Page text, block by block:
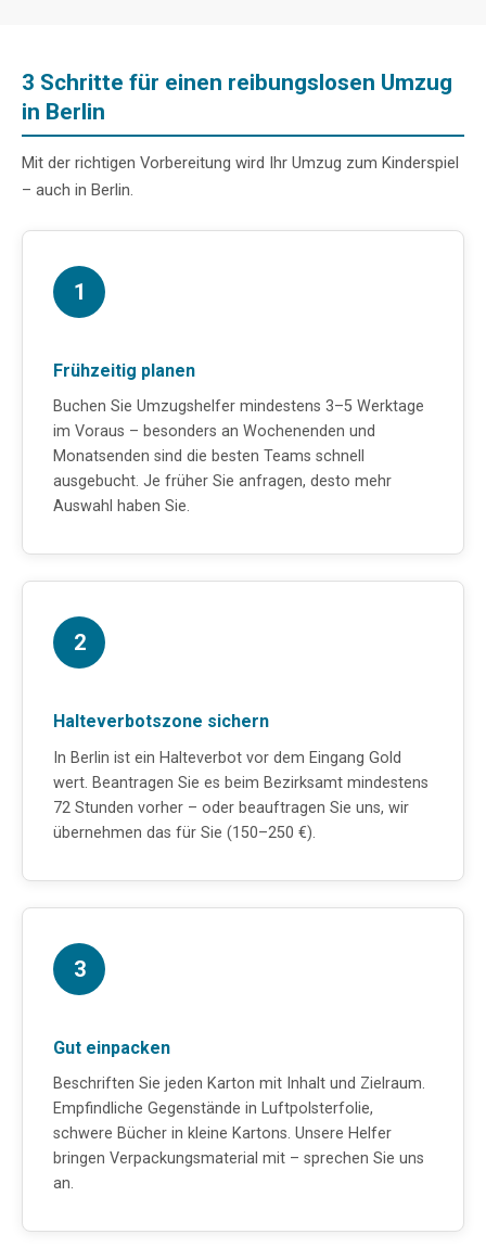
3 Schritte für einen reibungslosen Umzug
in Berlin
Mit der richtigen Vorbereitung wird Ihr Umzug zum Kinderspiel
– auch in Berlin.
1
Frühzeitig planen
Buchen Sie Umzugshelfer mindestens 3–5 Werktage
im Voraus – besonders an Wochenenden und
Monatsenden sind die besten Teams schnell
ausgebucht. Je früher Sie anfragen, desto mehr
Auswahl haben Sie.
2
Halteverbotszone sichern
In Berlin ist ein Halteverbot vor dem Eingang Gold
wert. Beantragen Sie es beim Bezirksamt mindestens
72 Stunden vorher – oder beauftragen Sie uns, wir
übernehmen das für Sie (150–250 €).
3
Gut einpacken
Beschriften Sie jeden Karton mit Inhalt und Zielraum.
Empfindliche Gegenstände in Luftpolsterfolie,
schwere Bücher in kleine Kartons. Unsere Helfer
bringen Verpackungsmaterial mit – sprechen Sie uns
an.